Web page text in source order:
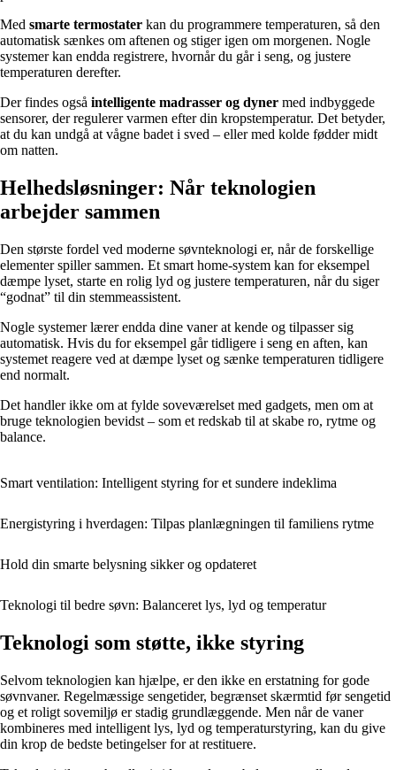
Med smarte termostater kan du programmere temperaturen, så den
automatisk sænkes om aftenen og stiger igen om morgenen. Nogle
systemer kan endda registrere, hvornår du går i seng, og justere
temperaturen derefter.
Der findes også intelligente madrasser og dyner med indbyggede
sensorer, der regulerer varmen efter din kropstemperatur. Det betyder,
at du kan undgå at vågne badet i sved – eller med kolde fødder midt
om natten.
Helhedsløsninger: Når teknologien
arbejder sammen
Den største fordel ved moderne søvnteknologi er, når de forskellige
elementer spiller sammen. Et smart home-system kan for eksempel
dæmpe lyset, starte en rolig lyd og justere temperaturen, når du siger
“godnat” til din stemmeassistent.
Nogle systemer lærer endda dine vaner at kende og tilpasser sig
automatisk. Hvis du for eksempel går tidligere i seng en aften, kan
systemet reagere ved at dæmpe lyset og sænke temperaturen tidligere
end normalt.
Det handler ikke om at fylde soveværelset med gadgets, men om at
bruge teknologien bevidst – som et redskab til at skabe ro, rytme og
balance.
Smart ventilation: Intelligent styring for et sundere indeklima
Energistyring i hverdagen: Tilpas planlægningen til familiens rytme
Hold din smarte belysning sikker og opdateret
Teknologi til bedre søvn: Balanceret lys, lyd og temperatur
Teknologi som støtte, ikke styring
Selvom teknologien kan hjælpe, er den ikke en erstatning for gode
søvnvaner. Regelmæssige sengetider, begrænset skærmtid før sengetid
og et roligt sovemiljø er stadig grundlæggende. Men når de vaner
kombineres med intelligent lys, lyd og temperaturstyring, kan du give
din krop de bedste betingelser for at restituere.